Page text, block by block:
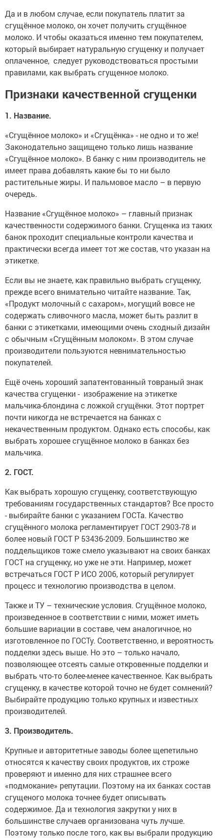
Да и в любом случае, если покупатель платит за
сгущённое молоко, он хочет получить сгущённое
молоко. И чтобы оказаться именно тем покупателем,
который выбирает натуральную сгущенку и получает
оплаченное, следует руководствоваться простыми
правилами, как выбрать сгущенное молоко.
Признаки качественной сгущенки
1. Название.
«Сгущённое молоко» и «Сгущёнка» - не одно и то же!
Законодательно защищено только лишь название
«Сгущённое молоко». В банку с ним производитель не
имеет права добавлять какие бы то ни было
растительные жиры. И пальмовое масло – в первую
очередь.
Название «Сгущённое молоко» – главный признак
качественности содержимого банки. Сгущенка из таких
банок проходит специальные контроли качества и
практически всегда имеет тот же состав, что указан на
этикетке.
Если вы не знаете, как правильно выбрать сгущенку,
прежде всего внимательно читайте название. Так,
«Продукт молочный с сахаром», могущий вовсе не
содержать сливочного масла, может быть разлит в
банки с этикетками, имеющими очень сходный дизайн
с обычным «Сгущённым молоком». В этом случае
производители пользуются невнимательностью
покупателей.
Ещё очень хороший запатентованный товраный знак
качества сгущенки - изображение на этикетке
мальчика-блондина с ложкой сгущёнки. Этот портрет
почти никогда не встречается на банках с
некачественным продуктом. Однако есть способы, как
выбрать хорошее сгущённое молоко в банках без
мальчика.
2. ГОСТ.
Как выбрать хорошую сгущенку, соответствующую
требованиям государственных стандартов? Все просто
- выбирайте банки с указанием ГОСТа. Качество
сгущённого молока регламентирует ГОСТ 2903-78 и
более новый ГОСТ Р 53436-2009. Большинство же
поддельщиков тоже смело указывают на своих банках
ГОСТ на сгущенку, но уже не эти. Например, может
встречаться ГОСТ Р ИСО 2006, который регулирует
процесс и технологию производства в целом.
Также и ТУ – технические условия. Сгущённое молоко,
произведенное в соответствии с ними, может иметь
большие вариации в составе, чем аналогичное, но
изготовленное по ГОСТу. Соответственно, и вероятность
подделки здесь выше. Но это – только начало,
позволяющее отсеять самые откровенные подделки и
выбрать что-то более-менее качественное. Как выбрать
сгущенку, в качестве которой точно не будет сомнений?
Выбирайте продукцию только крупных и известных
производителей.
3. Производитель.
Крупные и авторитетные заводы более щепетильно
относятся к качеству своих продуктов, их строже
проверяют и именно для них страшнее всего
«подмокание» репутации. Поэтому на их банках состав
сгущеного молока точнее будет описывать
содержимое. Да и технология закрутки у них в
большинстве случаев организована чуть лучше.
Поэтому только после того, как вы выбрали продукцию